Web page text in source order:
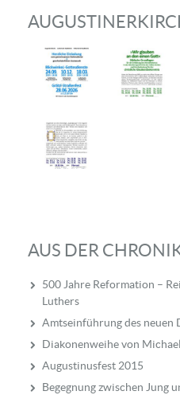
AUS DER
500 Jahre Reformation –
Luthers
Amtseinführung des neuen
Diakonenweihe von
Augustinusfest 2015
Begegnung zwischen Jung